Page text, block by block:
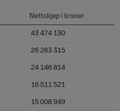
Nettokjøp i kroner
43 474 130
26 263 315
24 146 814
16 511 521
15 008 949